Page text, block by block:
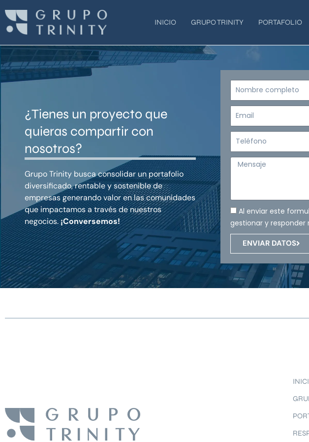
contenido
INICIO GRUPO TRINITY PORTAFOLIO
¿Tienes un proyecto que
quieras compartir con
nosotros?
Grupo Trinity busca consolidar un portafolio
diversificado, rentable y sostenible de
empresas generando valor en las comunidades
que impactamos a través de nuestros
negocios.¡Conversemos!
Nombre
Email
Teléfono
Mensaje
Al enviar este
gestionar y
ENVIAR DATOS